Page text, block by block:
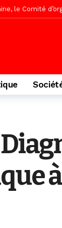
le Comité
Sy reçoit
sénégalaise
l’appel du
Mame El